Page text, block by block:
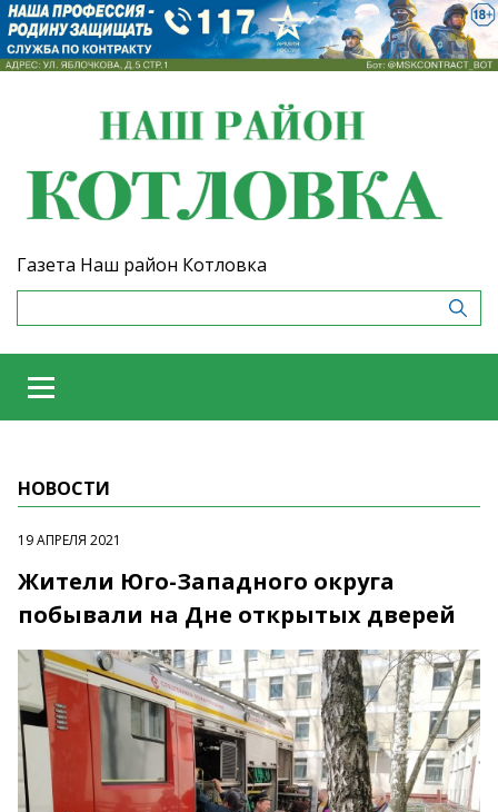
Газета Наш район Котловка
НОВОСТИ
19 АПРЕЛЯ 2021
Жители Юго-Западного округа
побывали на Дне открытых дверей